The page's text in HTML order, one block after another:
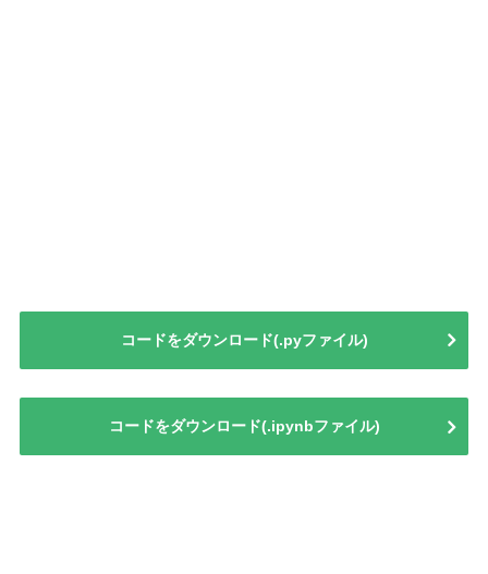
コードをダウンロード(.pyファイル)
コードをダウンロード(.ipynbファイル)